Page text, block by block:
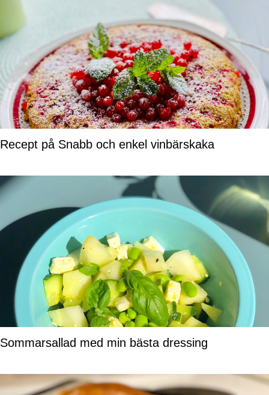
Recept på Snabb och enkel vinbärskaka
Sommarsallad med min bästa dressing